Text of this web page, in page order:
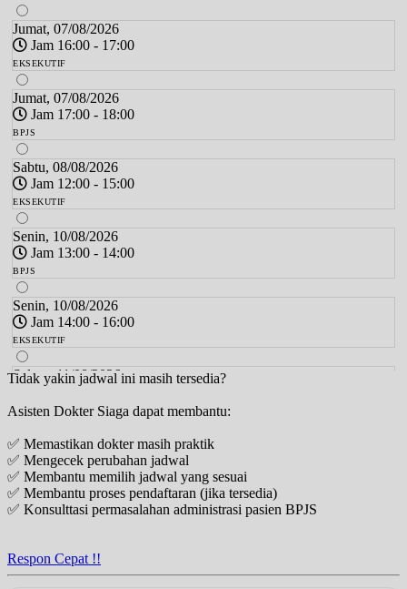
Jumat, 07/08/2026
Jam 16:00 - 17:00
EKSEKUTIF
Jumat, 07/08/2026
Jam 17:00 - 18:00
BPJS
Sabtu, 08/08/2026
Jam 12:00 - 15:00
EKSEKUTIF
Senin, 10/08/2026
Jam 13:00 - 14:00
BPJS
Senin, 10/08/2026
Jam 14:00 - 16:00
EKSEKUTIF
Selasa, 11/08/2026
Jam 13:00 - 15:00
EKSEKUTIF
Selasa, 11/08/2026
Jam 15:00 - 16:00
BPJS
Rabu, 12/08/2026
Tidak yakin jadwal ini masih tersedia?
Asisten Dokter Siaga dapat membantu:
✅ Memastikan dokter masih praktik
✅ Mengecek perubahan jadwal
✅ Membantu memilih jadwal yang sesuai
✅ Membantu proses pendaftaran (jika tersedia)
✅ Konsulttasi permasalahan administrasi pasien BPJS
Respon Cepat !!